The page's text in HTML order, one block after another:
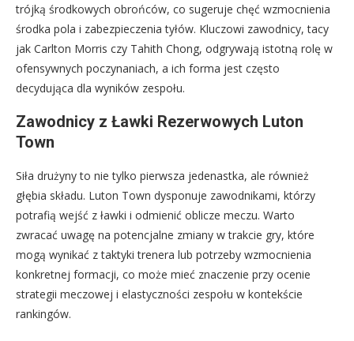
trójką środkowych obrońców, co sugeruje chęć wzmocnienia
środka pola i zabezpieczenia tyłów. Kluczowi zawodnicy, tacy
jak Carlton Morris czy Tahith Chong, odgrywają istotną rolę w
ofensywnych poczynaniach, a ich forma jest często
decydująca dla wyników zespołu.
Zawodnicy z Ławki Rezerwowych Luton
Town
Siła drużyny to nie tylko pierwsza jedenastka, ale również
głębia składu. Luton Town dysponuje zawodnikami, którzy
potrafią wejść z ławki i odmienić oblicze meczu. Warto
zwracać uwagę na potencjalne zmiany w trakcie gry, które
mogą wynikać z taktyki trenera lub potrzeby wzmocnienia
konkretnej formacji, co może mieć znaczenie przy ocenie
strategii meczowej i elastyczności zespołu w kontekście
rankingów.